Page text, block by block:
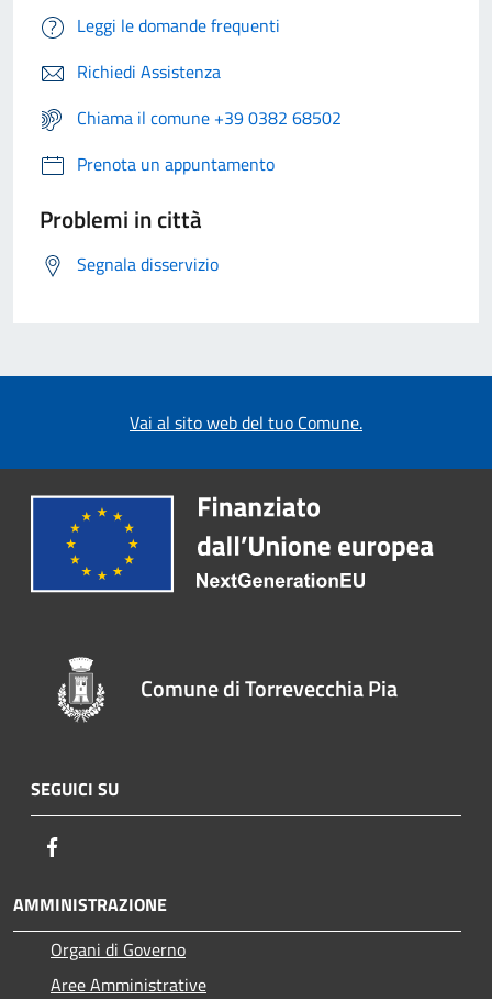
Leggi le domande frequenti
Richiedi Assistenza
Chiama il comune +39 0382 68502
Prenota un appuntamento
Problemi in città
Segnala disservizio
Vai al sito web del tuo Comune.
Comune di Torrevecchia Pia
SEGUICI SU
AMMINISTRAZIONE
Organi di Governo
Aree Amministrative